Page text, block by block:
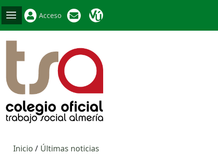
Acceso
Inicio Últimas noticias